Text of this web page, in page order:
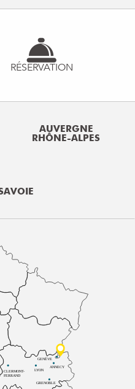
RÉSERVATION
AUVERGNE
RHÔNE-ALPES
CLERMONT-
FERRAND
LYON
ANNECY
GRENOBLE
GENÈVE